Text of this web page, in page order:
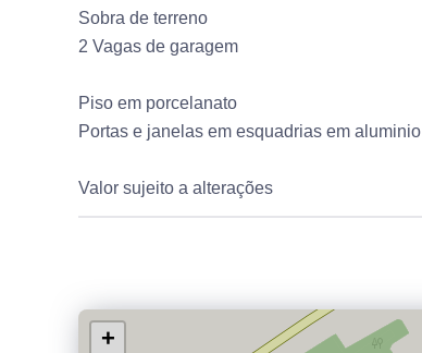
Sobra de terreno
2 Vagas de garagem
Piso em porcelanato
Portas e janelas em esquadrias em aluminio
Valor sujeito a alterações
+